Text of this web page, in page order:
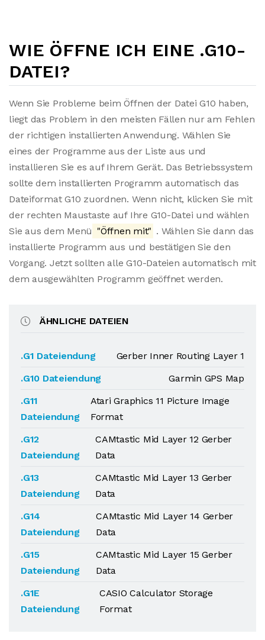
WIE ÖFFNE ICH EINE .G10-
DATEI?
Wenn Sie Probleme beim Öffnen der Datei G10 haben,
liegt das Problem in den meisten Fällen nur am Fehlen
der richtigen installierten Anwendung. Wählen Sie
eines der Programme aus der Liste aus und
installieren Sie es auf Ihrem Gerät. Das Betriebssystem
sollte dem installierten Programm automatisch das
Dateiformat G10 zuordnen. Wenn nicht, klicken Sie mit
der rechten Maustaste auf Ihre G10-Datei und wählen
Sie aus dem Menü "Öffnen mit" . Wählen Sie dann das
installierte Programm aus und bestätigen Sie den
Vorgang. Jetzt sollten alle G10-Dateien automatisch mit
dem ausgewählten Programm geöffnet werden.
ÄHNLICHE DATEIEN
.G1 Dateiendung
Gerber Inner Routing Layer 1
.G10 Dateiendung
Garmin GPS Map
.G11
Dateiendung
Atari Graphics 11 Picture Image
Format
.G12
Dateiendung
CAMtastic Mid Layer 12 Gerber
Data
.G13
Dateiendung
CAMtastic Mid Layer 13 Gerber
Data
.G14
Dateiendung
CAMtastic Mid Layer 14 Gerber
Data
.G15
Dateiendung
CAMtastic Mid Layer 15 Gerber
Data
.G1E
Dateiendung
CASIO Calculator Storage
Format